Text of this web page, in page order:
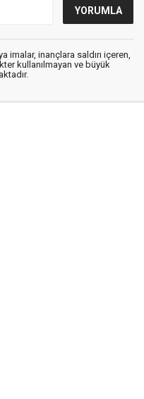
imalar, inançlara saldırı içeren,
kullanılmayan ve büyük